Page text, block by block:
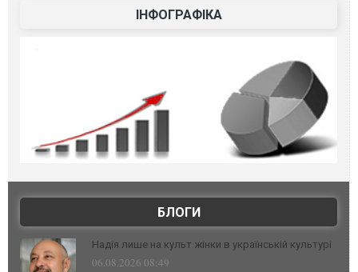
ІНФОГРАФІКА
БЛОГИ
Надія лише на культ жінки в українській культурі
06.08.2026 08:49